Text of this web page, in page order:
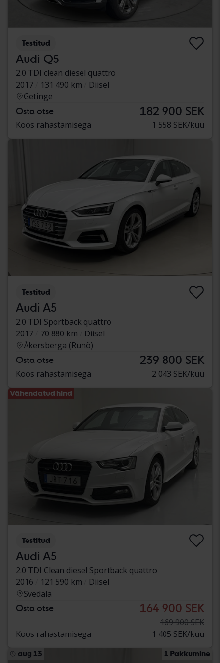
Testitud
Audi Q5
2.0 TDI clean diesel quattro
2017
131 490 km
Diisel
Getinge
Osta otse 182 900 SEK
Koos rahastamisega 1 558 SEK/kuu
Testitud
Audi A5
2.0 TDI Sportback quattro
2017
70 880 km
Diisel
Åkersberga (Runö)
Osta otse 239 800 SEK
Koos rahastamisega 2 043 SEK/kuu
Vähendatud hind
Testitud
Audi A5
2.0 TDI Clean diesel Sportback quattro
2016
121 590 km
Diisel
Svedala
Osta otse 164 900 SEK
169 900 SEK
Koos rahastamisega
1 405 SEK/kuu
aug 13 1 Pakkumine